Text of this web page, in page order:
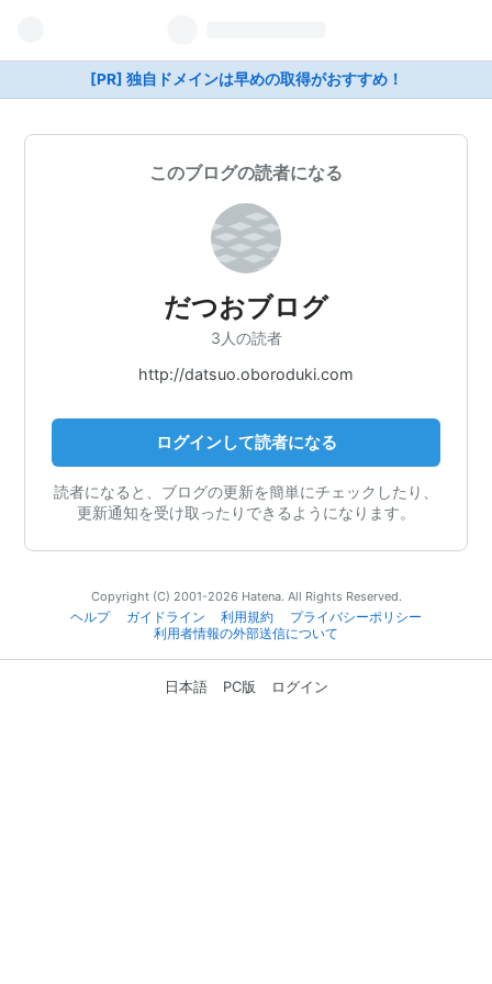
[PR] 独自ドメインは早めの取得がおすすめ！
このブログの読者になる
だつおブログ
3人の読者
http://datsuo.oboroduki.com
ログインして読者になる
読者になると、ブログの更新を簡単にチェックしたり、
更新通知を受け取ったりできるようになります。
Copyright (C) 2001-2026 Hatena. All Rights Reserved.
ヘルプ
ガイドライン 利用規約
プライバシーポリシー
利用者情報の外部送信について
日本語 PC版 ログイン